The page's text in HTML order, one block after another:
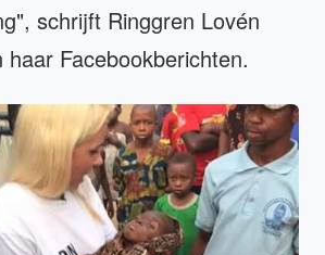
schrijft Ringgren Lovén
Facebookberichten.